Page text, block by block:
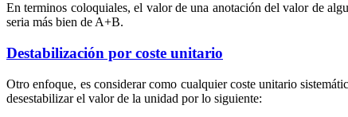
En terminos coloquiales, el valor de una anotación del valor de
seria más bien de A+B.
Destabilización por coste unitario
Otro enfoque, es considerar como cualquier coste unitario
desestabilizar el valor de la unidad por lo siguiente: